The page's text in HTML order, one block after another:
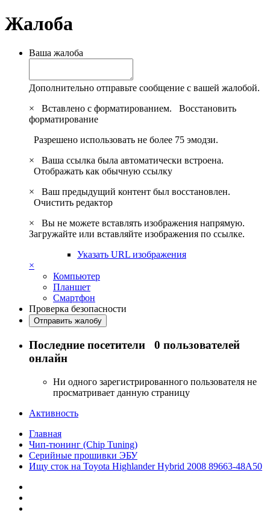
Жалоба
Ваша жалоба
Дополнительно отправьте сообщение с вашей жалобой.
×
Вставлено с форматированием. Восстановить
форматирование
Разрешено использовать не более 75 эмодзи.
×
Ваша ссылка была автоматически встроена.
Отображать как обычную ссылку
×
Ваш предыдущий контент был восстановлен.
Очистить редактор
×
Вы не можете вставлять изображения напрямую.
Загружайте или вставляйте изображения по ссылке.
Указать URL изображения
×
Компьютер
Планшет
Смартфон
Проверка безопасности
Отправить жалобу
Последние посетители 0 пользователей
онлайн
Ни одного зарегистрированного пользователя не
просматривает данную страницу
Активность
Главная
Чип-тюнинг (Chip Tuning)
Серийные прошивки ЭБУ
Ищу сток на Toyota Highlander Hybrid 2008 89663-48A50